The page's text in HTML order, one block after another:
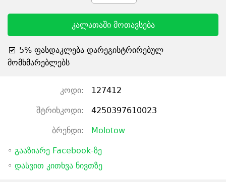
კალათაში მოთავსება
5% ფასდაკლება დარეგისტრირებულ
მომხმარებლებს
კოდი: 127412
შტრიხკოდი: 4250397610023
ბრენდი: Molotow
◦ გააზიარე Facebook-ზე
◦ დასვით კითხვა ნივთზე